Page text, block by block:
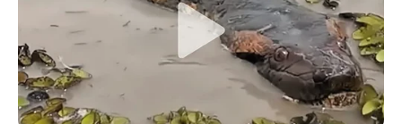
Com base nas estimativas revisadas pelo governo, os valores da
Aposentadoria Especial dos ACS e ACEficam assim:
💠 2026: R$ 1.621 (mínimo vigente).